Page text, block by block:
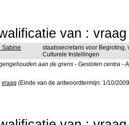
van :
Sabine
staatssecretaris voor
Culturele Instellingen
aan de grens - Gesloten centra -
vraag (Einde van de antwoordtermijn: 1/10/